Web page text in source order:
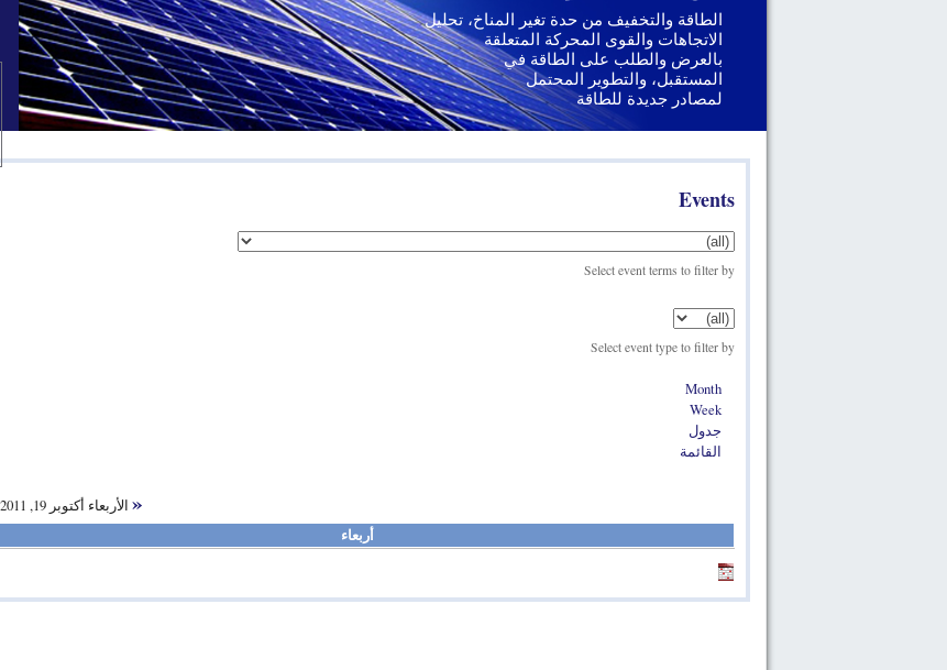
الطاقة والتخفيف من حدة تغير المناخ، تحليل
الاتجاهات والقوى المحركة المتعلقة
بالعرض والطلب على الطاقة في
المستقبل، والتطوير المحتمل
لمصادر جديدة للطاقة
الجغرافيا السياسية والحوكمة، يتناول التحديات السياسية
الإقليمية والدولية التي تواجهها دول
جنوب المتوسط
Events
Select event terms to filter by
Select event type to filter by
Month
Week
جدول
القائمة
« الأربعاء أكتوبر 19, 2011
أربعاء